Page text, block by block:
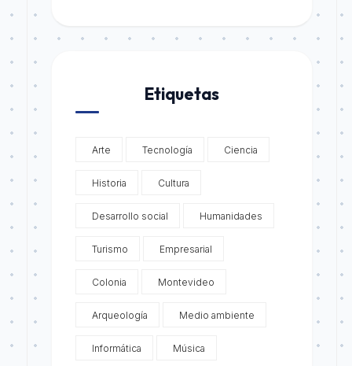
Etiquetas
Arte Tecnología Ciencia
Historia Cultura
Desarrollo social Humanidades
Turismo Empresarial
Colonia Montevideo
Arqueología Medio ambiente
Informática Música